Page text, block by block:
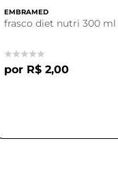
EMBRAMED
frasco diet nutri 300
R$ 2,00